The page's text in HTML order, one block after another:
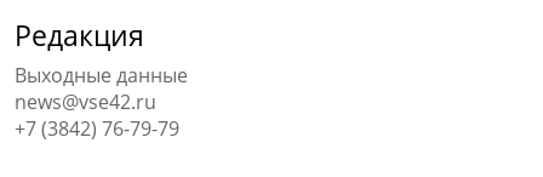
Редакция
Выходные данные
news@vse42.ru
+7 (3842) 76-79-79